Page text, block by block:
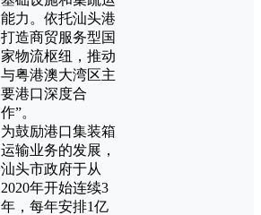
能力。依托汕头港
打造商贸服务型国
家物流枢纽，推动
与粤港澳大湾区主
要港口深度合
作”。
为鼓励港口集装箱
运输业务的发展，
汕头市政府于从
2020年开始连续3
年，每年安排1亿